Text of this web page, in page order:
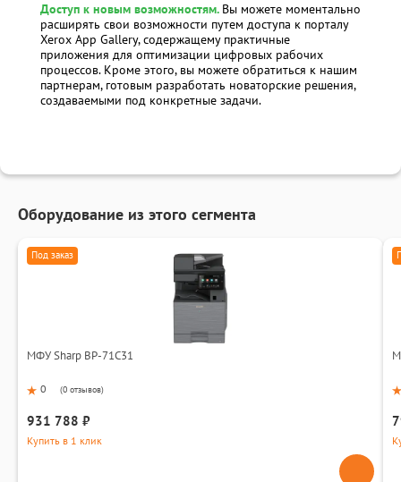
Доступ к новым возможностям. Вы можете моментально
расширять свои возможности путем доступа к порталу
Xerox App Gallery, содержащему практичные
приложения для оптимизации цифровых рабочих
процессов. Кроме этого, вы можете обратиться к нашим
партнерам, готовым разработать новаторские решения,
создаваемыми под конкретные задачи.
Оборудование из этого сегмента
Под заказ
МФУ Sharp BP-71C31
0 (0 отзывов)
931 788 ₽
Купить в 1 клик